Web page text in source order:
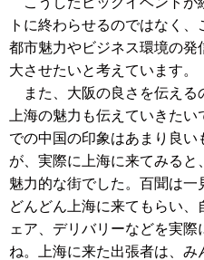
トに終わらせるのではなく
都市魅力やビジネス環境の
大させたいと考えています。
また、大阪の良さを伝える
上海の魅力も伝えていきた
での中国の印象はあまり良
が、実際に上海に来てみる
魅力的な街でした。百聞は
どんどん上海に来てもらい
ェア、デリバリーなどを実
ね。上海に来た出張者は、み